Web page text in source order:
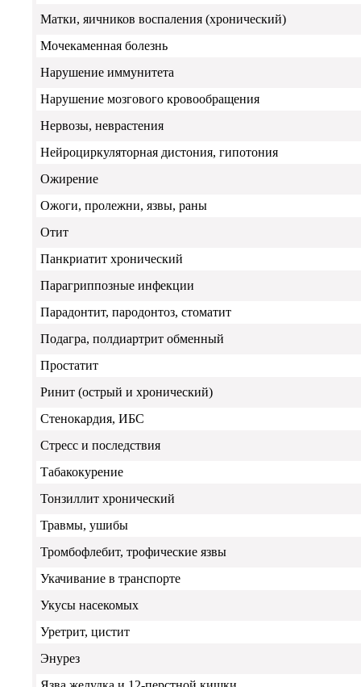
Матки, яичников воспаления (хронический)
Мочекаменная болезнь
Нарушение иммунитета
Нарушение мозгового кровообращения
Нервозы, неврастения
Нейроциркуляторная дистония, гипотония
Ожирение
Ожоги, пролежни, язвы, раны
Отит
Панкриатит хронический
Парагриппозные инфекции
Парадонтит, пародонтоз, стоматит
Подагра, полдиартрит обменный
Простатит
Ринит (острый и хронический)
Стенокардия, ИБС
Стресс и последствия
Табакокурение
Тонзиллит хронический
Травмы, ушибы
Тромбофлебит, трофические язвы
Укачивание в транспорте
Укусы насекомых
Уретрит, цистит
Энурез